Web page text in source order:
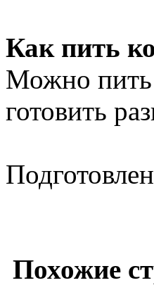
Как пить
Можно пить
готовить
Похожие